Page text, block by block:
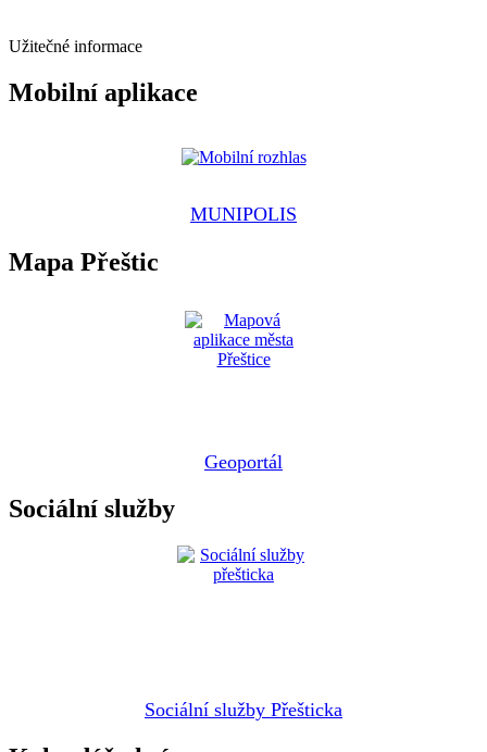
Užitečné informace
Mobilní aplikace
MUNIPOLIS
Mapa Přeštic
Geoportál
Sociální služby
Sociální služby Přešticka